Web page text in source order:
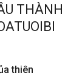
THÀNH
thiên